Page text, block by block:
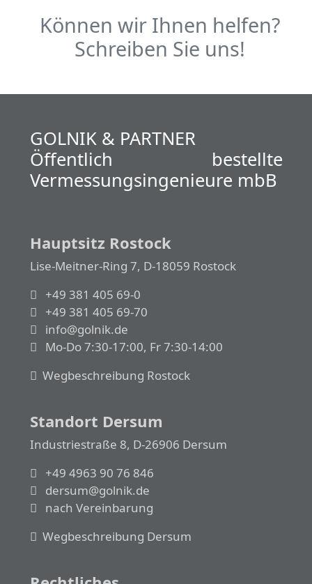
Können wir Ihnen helfen?
Schreiben Sie uns!
GOLNIK & PARTNER
Öffentlich bestellte
Vermessungs­­ingenieure mbB
Hauptsitz Rostock
Lise-Meitner-Ring 7, D-18059 Rostock
+49 381 405 69-0
+49 381 405 69-70
info@golnik.de
Mo-Do 7:30-17:00, Fr 7:30-14:00
Wegbeschreibung Rostock
Standort Dersum
Industriestraße 8, D-26906 Dersum
+49 4963 90 76 846
dersum@golnik.de
nach Vereinbarung
Wegbeschreibung Dersum